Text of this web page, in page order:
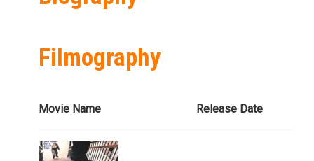
Filmography
Movie Name Release Date